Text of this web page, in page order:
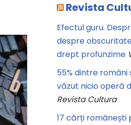
Revista
Efectul guru.
despre
drept profunzime
55% dintre români
văzut nicio operă
Revista Cultura
17 cărți